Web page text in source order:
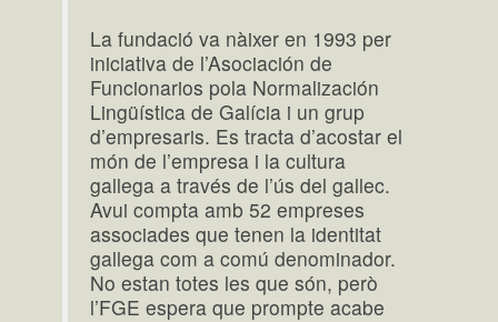
La fundació va nàixer en 1993 per
iniciativa de l’Asociación de
Funcionarios pola Normalización
Lingüística de Galícia i un grup
d’empresaris. Es tracta d’acostar el
món de l’empresa i la cultura
gallega a través de l’ús del gallec.
Avui compta amb 52 empreses
associades que tenen la identitat
gallega com a comú denominador.
No estan totes les que són, però
l’FGE espera que prompte acabe